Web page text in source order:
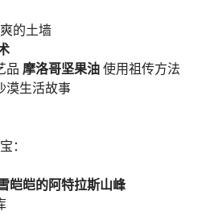
的土墙
品 摩洛哥坚果油 使用祖传方法
漠生活故事
：
皑皑的阿特拉斯山峰